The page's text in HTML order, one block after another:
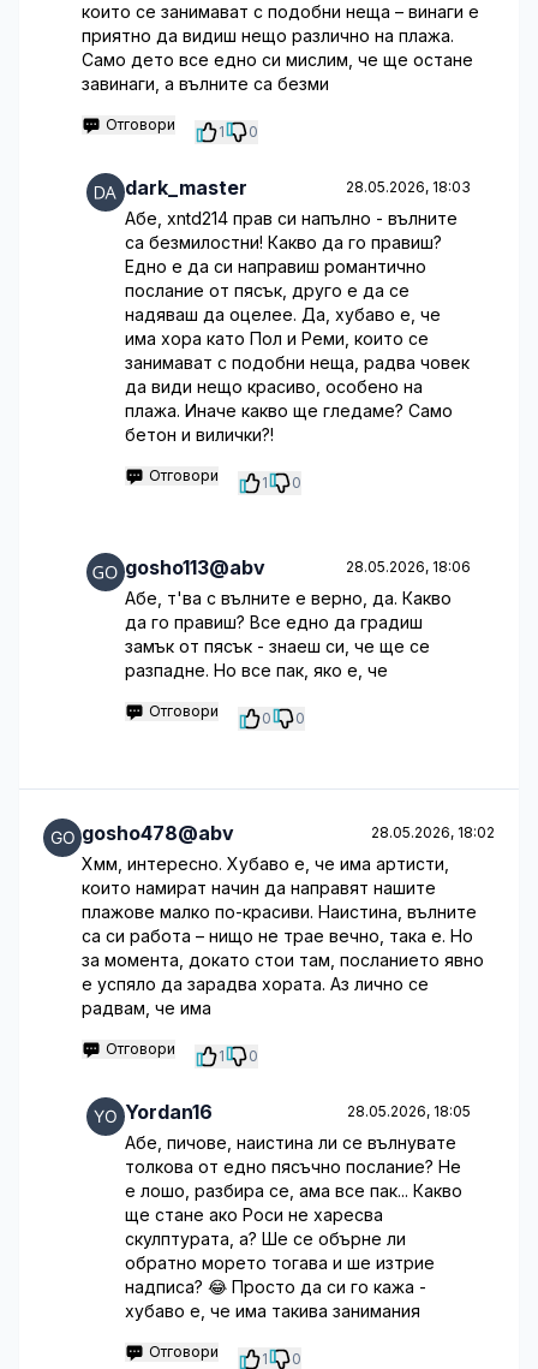
които се занимават с подобни неща – винаги е
приятно да видиш нещо различно на плажа.
Само дето все едно си мислим, че ще остане
завинаги, а вълните са безми
Отговори 1 0
dark_master 28.05.2026, 18:03
Абе, xntd214 прав си напълно - вълните
са безмилостни! Какво да го правиш?
Едно е да си направиш романтично
послание от пясък, друго е да се
надяваш да оцелее. Да, хубаво е, че
има хора като Пол и Реми, които се
занимават с подобни неща, радва човек
да види нещо красиво, особено на
плажа. Иначе какво ще гледаме? Само
бетон и вилички?!
Отговори 1 0
gosho113@abv 28.05.2026, 18:06
Абе, т'ва с вълните е верно, да. Какво
да го правиш? Все едно да градиш
замък от пясък - знаеш си, че ще се
разпадне. Но все пак, яко е, че
Отговори 0 0
gosho478@abv 28.05.2026, 18:02
Хмм, интересно. Хубаво е, че има артисти,
които намират начин да направят нашите
плажове малко по-красиви. Наистина, вълните
са си работа – нищо не трае вечно, така е. Но
за момента, докато стои там, посланието явно
е успяло да зарадва хората. Аз лично се
радвам, че има
Отговори 1 0
Yordan16 28.05.2026, 18:05
Абе, пичове, наистина ли се вълнувате
толкова от едно пясъчно послание? Не
е лошо, разбира се, ама все пак... Какво
ще стане ако Роси не харесва
скулптурата, а? Ше се обърне ли
обратно морето тогава и ше изтрие
надписа? 😂 Просто да си го кажа -
хубаво е, че има такива занимания
Отговори 1 0